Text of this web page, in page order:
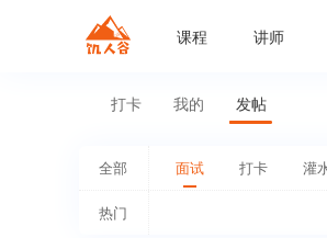
课程 讲师
打卡 我的 发帖
全部 面试 打卡 灌
热门